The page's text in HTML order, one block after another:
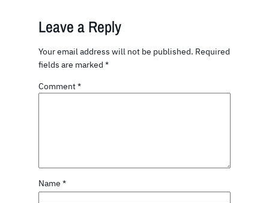
Leave a Reply
Your email address will not be published. Required
fields are marked *
Comment*
Name *